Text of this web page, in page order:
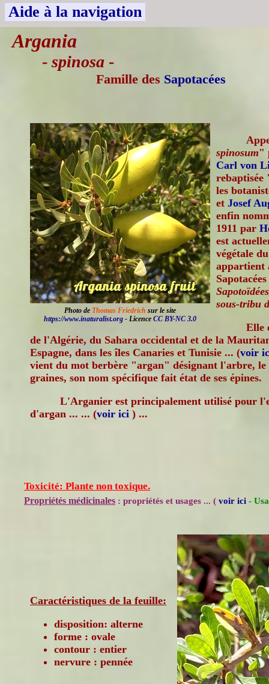
Aide à la navigation
Argania
- spinosa -
Famille des Sapotacées
Photo de Thomas Friedrich sur le site
https://www.inaturalist.org - Licence CC BY-NC 3.0
spinosum"
Carl von
rebaptisée
les
et Josef
enfin
1911 par
est
végétale
appartient
sous-tribu
Elle
de l'Algérie, du Sahara occidental et de la
Espagne, dans les îles Canaries et Tunisie ... (voir
vient du mot berbère "argan" désignant l'arbre,
graines, son nom spécifique fait état de ses épines.
L'Arganier est principalement utilisé pour
d'argan ... ... (voir ici ) ...
Toxicité: Plante non toxique.
Propriétés médicinales : propriétés et usages ... ( voir ici -
Caractéristiques de la feuille:
disposition: alterne
forme : ovale
contour : entier
nervure : pennée